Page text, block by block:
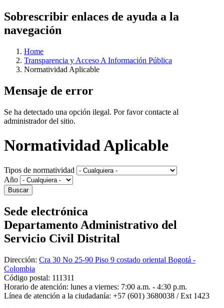
Sobrescribir enlaces de ayuda a la
navegación
Home
Transparencia y Acceso A Información Pública
Normatividad Aplicable
Mensaje de error
Se ha detectado una opción ilegal. Por favor contacte al
administrador del sitio.
Normatividad Aplicable
Tipos de normatividad
Año
Sede electrónica
Departamento Administrativo del
Servicio Civil Distrital
Dirección: Cra 30 No 25-90 Piso 9 costado oriental Bogotá -
Colombia
Código postal: 111311
Horario de atención: lunes a viernes: 7:00 a.m. - 4:30 p.m.
Línea de atención a la ciudadanía: +57 (601) 3680038 / Ext 1423